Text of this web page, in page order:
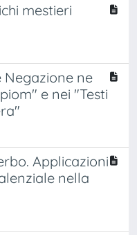
mestieri
ne
e nei "Testi
Applicazioni
nella